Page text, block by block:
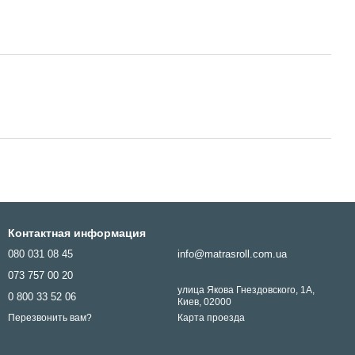
Контактная информация
080 031 08 45
073 757 00 20
0 800 33 52 06
Перезвонить вам?
info@matrasroll.com.ua
улица Якова Гнездовского, 1А,
Киев, 02000
Карта проезда